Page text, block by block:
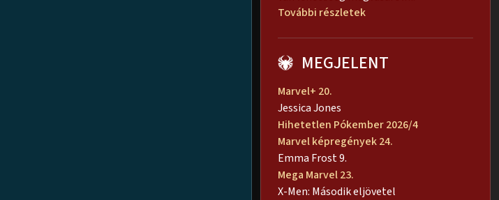
További részletek
MEGJELENT
Marvel+ 20.
Jessica Jones
Hihetetlen Pókember 2026/4
Marvel képregények 24.
Emma Frost 9.
Mega Marvel 23.
X-Men: Második eljövetel